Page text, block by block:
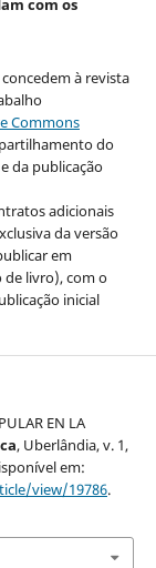
com os
à revista
Commons
do
da publicação
adicionais
da versão
em
livro), com o
inicial
EN LA
, Uberlândia, v. 1,
em:
view/19786.